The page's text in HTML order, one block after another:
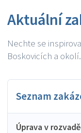
Aktuální
Nechte se
Boskovicích a okolí.
Seznam
Úprava v